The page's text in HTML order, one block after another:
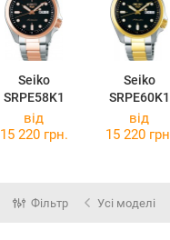
Seiko
SRPE58K1
Seiko
SRPE60K1
від
15 220 грн.
від
15 220
Фільтр Усі моделі